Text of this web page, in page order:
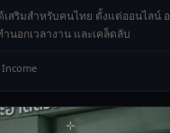
เสริมสำหรับคนไทย ตั้งแต่ออนไลน์
นอกเวลางาน และเคล็ดลับ
Income